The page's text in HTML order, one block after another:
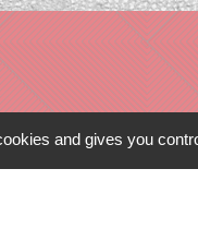
and gives you